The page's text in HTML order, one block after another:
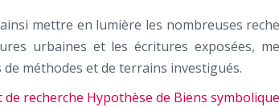
mettre en lumière les nombreuses
urbaines et les écritures exposées,
méthodes et de terrains investigués.
recherche Hypothèse de Biens